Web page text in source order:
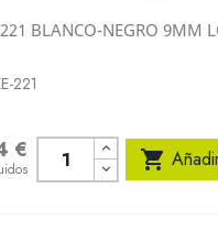
BLANCO-NEGRO 9MM
221
€ 